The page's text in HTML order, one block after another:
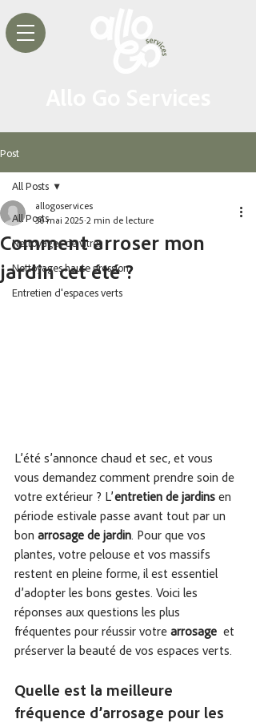
Post
All Posts
Nettoyages de vitres
Nettoyages haute pression
Entretien d'espaces verts
All Posts
Comment arroser mon
jardin cet été ?
allogoservices
30 mai 2025 2 min de lecture
L’été s’annonce chaud et sec, et vous
vous demandez comment prendre soin de
votre extérieur ? L’entretien de jardins en
période estivale passe avant tout par un
bon arrosage de jardin . Pour que vos
plantes, votre pelouse et vos massifs
restent en pleine forme, il est essentiel
d’adopter les bons gestes. Voici les
réponses aux questions les plus
fréquentes pour réussir votre arrosage et
préserver la beauté de vos espaces verts.
Quelle est la meilleure
fréquence d’arrosage pour les